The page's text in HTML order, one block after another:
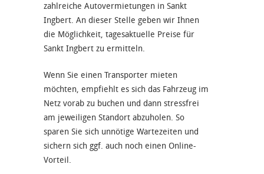
zahlreiche Autovermietungen in Sankt
Ingbert. An dieser Stelle geben wir Ihnen
die Möglichkeit, tagesaktuelle Preise für
Sankt Ingbert zu ermitteln.
Wenn Sie einen Transporter mieten
möchten, empfiehlt es sich das Fahrzeug im
Netz vorab zu buchen und dann stressfrei
am jeweiligen Standort abzuholen. So
sparen Sie sich unnötige Wartezeiten und
sichern sich ggf. auch noch einen Online-
Vorteil.